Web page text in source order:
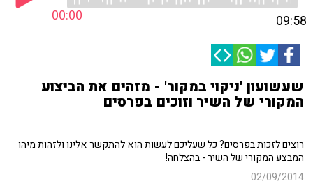
00:00 09:58
שעשועון 'ניקוי במקור' - מזהים את הביצוע
המקורי של השיר וזוכים בפרסים
רוצים לזכות בפרסים? כל שעליכם לעשות הוא להתקשר אלינו ולזהות מיהו
המבצע המקורי של השיר - בהצלחה!
02/09/2014